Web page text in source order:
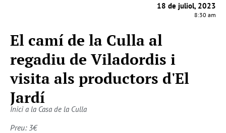
18 de juliol, 2023
8:30 am
El camí de la Culla al
regadiu de Viladordis i
visita als productors d'El
Jardí
Inici a la Casa de la Culla
Preu: 3€